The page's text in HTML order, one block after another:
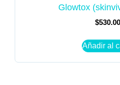
Glowtox
$
Añadir al